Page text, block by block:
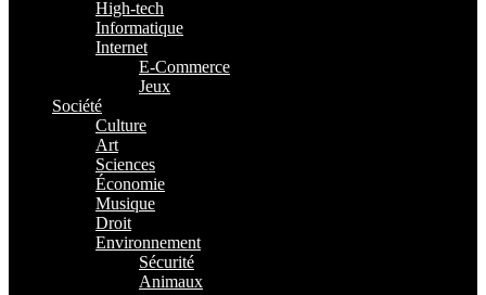
High-tech
Informatique
Internet
E-Commerce
Jeux
Société
Culture
Art
Sciences
Économie
Musique
Droit
Environnement
Sécurité
Animaux